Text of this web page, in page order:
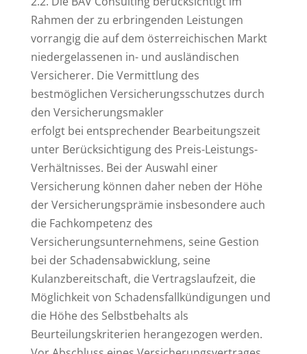
Rahmen der zu erbringenden Leistungen
vorrangig die auf dem österreichischen Markt
niedergelassenen in- und ausländischen
Versicherer. Die Vermittlung des
bestmöglichen Versicherungsschutzes durch
den Versicherungsmakler
erfolgt bei entsprechender Bearbeitungszeit
unter Berücksichtigung des Preis-Leistungs-
Verhältnisses. Bei der Auswahl einer
Versicherung können daher neben der Höhe
der Versicherungsprämie insbesondere auch
die Fachkompetenz des
Versicherungsunternehmens, seine Gestion
bei der Schadensabwicklung, seine
Kulanzbereitschaft, die Vertragslaufzeit, die
Möglichkeit von Schadensfallkündigungen und
die Höhe des Selbstbehalts als
Beurteilungskriterien herangezogen werden.